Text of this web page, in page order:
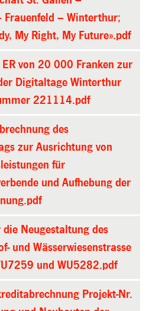
Frauenfeld – Winterthur;
My Right, My Future».pdf
von 20 000 Franken zur
Digitaltage Winterthur
221114.pdf
des
zur Ausrichtung von
für
und Aufhebung der
die Neugestaltung des
und Wässerwiesenstrasse
und WU5282.pdf
Projekt-Nr.